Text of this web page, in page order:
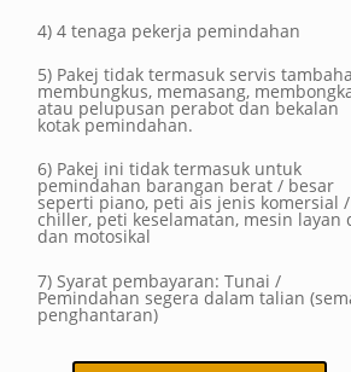
4) 4 tenaga pekerja pemindahan
5) Pakej tidak termasuk servis
membungkus, memasang,
atau pelupusan perabot dan bekalan
kotak pemindahan.
6) Pakej ini tidak termasuk untuk
pemindahan barangan berat / besar
seperti piano, peti ais jenis komersial /
chiller, peti keselamatan, mesin layan
dan motosikal
7) Syarat pembayaran: Tunai /
Pemindahan segera dalam talian
penghantaran)